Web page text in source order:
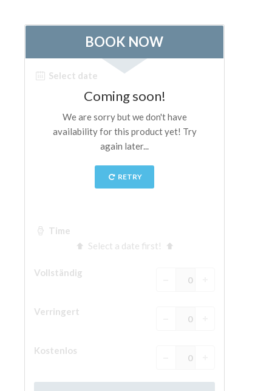
Museo Galileo
Boboli Gardens
The Arnolfo\'s tower
Vasari Corridor
Palazzo Vecchio
Santa Maria Novella
Jetzt buchen
DE